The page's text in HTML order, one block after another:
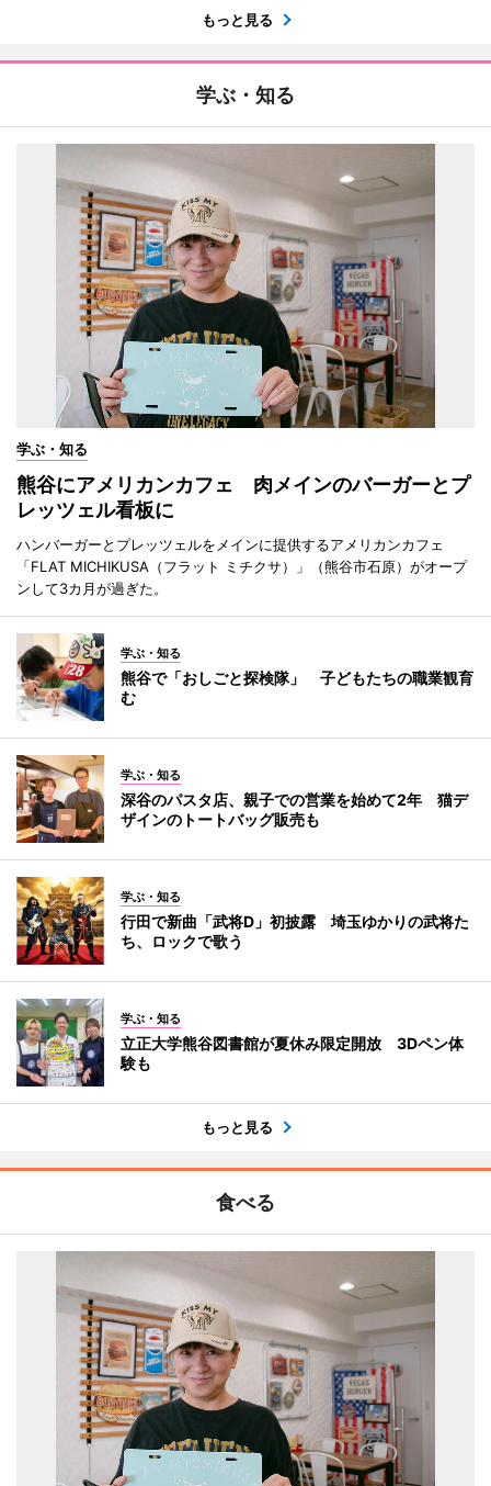
もっと見る
学ぶ・知る
学ぶ・知る
熊谷にアメリカンカフェ 肉メインのバーガーとプ
レッツェル看板に
ハンバーガーとプレッツェルをメインに提供するアメリカンカフェ
「FLAT MICHIKUSA（フラット ミチクサ）」（熊谷市石原）がオープ
ンして3カ月が過ぎた。
学ぶ・知る
熊谷で「おしごと探検隊」 子どもたちの職業観育
む
学ぶ・知る
深谷のパスタ店、親子での営業を始めて2年 猫デ
ザインのトートバッグ販売も
学ぶ・知る
行田で新曲「武将D」初披露 埼玉ゆかりの武将た
ち、ロックで歌う
学ぶ・知る
立正大学熊谷図書館が夏休み限定開放 3Dペン体
験も
もっと見る
食べる